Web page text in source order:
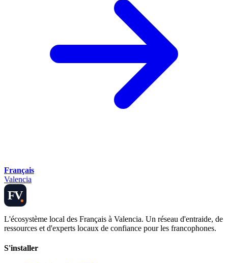
Français
Valencia
FV
L'écosystème local des Français à Valencia. Un réseau d'entraide, de
ressources et d'experts locaux de confiance pour les francophones.
S'installer